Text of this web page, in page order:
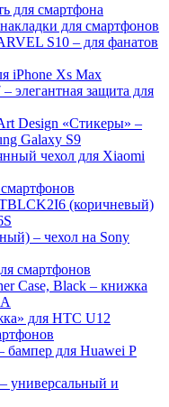
для смартфона
для смартфонов
S10 – для фанатов
iPhone Xs Max
элегантная защита для
Design «Стикеры» –
Galaxy S9
чехол для Xiaomi
(коричневый)
– чехол на Sony
смартфонов
Case, Black – книжка
для HTC U12
бампер для Huawei P
универсальный и